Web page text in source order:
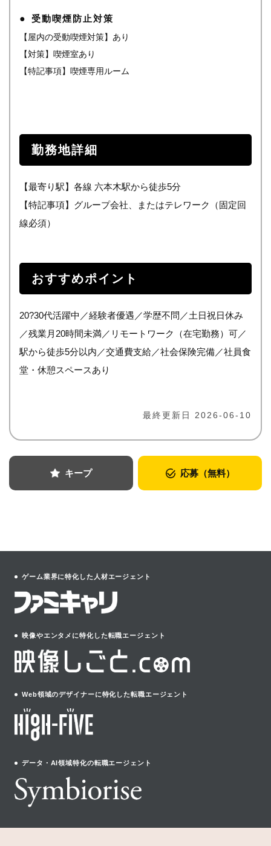
受動喫煙防止対策
【屋内の受動喫煙対策】あり
【対策】喫煙室あり
【特記事項】喫煙専用ルーム
勤務地詳細
【最寄り駅】各線 六本木駅から徒歩5分
【特記事項】グループ会社、またはテレワーク（固定回
線必須）
おすすめポイント
20?30代活躍中／経験者優遇／学歴不問／土日祝日休み
／残業月20時間未満／リモートワーク（在宅勤務）可／
駅から徒歩5分以内／交通費支給／社会保険完備／社員食
堂・休憩スペースあり
最終更新日 2026-06-10
キープ 応募（無料）
ゲーム業界に特化した人材エージェント
映像やエンタメに特化した転職エージェント
Web領域のデザイナーに特化した転職エージェント
データ・AI領域特化の転職エージェント